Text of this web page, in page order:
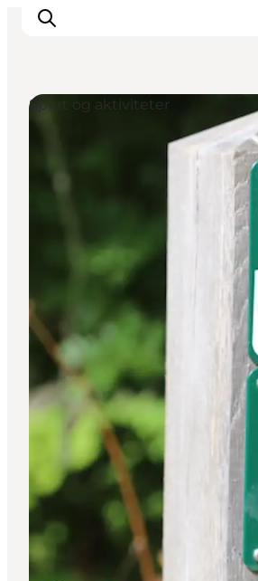
Oplevelser og aktiviteter
Planlæg din tur
Det sker
For børn
Sport og aktiviteter